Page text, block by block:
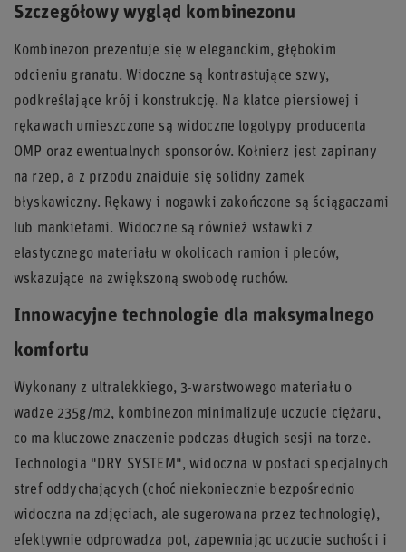
Szczegółowy wygląd kombinezonu
Kombinezon prezentuje się w eleganckim, głębokim
odcieniu granatu. Widoczne są kontrastujące szwy,
podkreślające krój i konstrukcję. Na klatce piersiowej i
rękawach umieszczone są widoczne logotypy producenta
OMP oraz ewentualnych sponsorów. Kołnierz jest zapinany
na rzep, a z przodu znajduje się solidny zamek
błyskawiczny. Rękawy i nogawki zakończone są ściągaczami
lub mankietami. Widoczne są również wstawki z
elastycznego materiału w okolicach ramion i pleców,
wskazujące na zwiększoną swobodę ruchów.
Innowacyjne technologie dla maksymalnego
komfortu
Wykonany z ultralekkiego, 3-warstwowego materiału o
wadze 235g/m2, kombinezon minimalizuje uczucie ciężaru,
co ma kluczowe znaczenie podczas długich sesji na torze.
Technologia "DRY SYSTEM", widoczna w postaci specjalnych
stref oddychających (choć niekoniecznie bezpośrednio
widoczna na zdjęciach, ale sugerowana przez technologię),
efektywnie odprowadza pot, zapewniając uczucie suchości i